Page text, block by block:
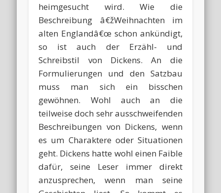
heimgesucht wird. Wie die
Beschreibung â€žWeihnachten im
alten Englandâ€œ schon ankündigt,
so ist auch der Erzähl- und
Schreibstil von Dickens. An die
Formulierungen und den Satzbau
muss man sich ein bisschen
gewöhnen. Wohl auch an die
teilweise doch sehr ausschweifenden
Beschreibungen von Dickens, wenn
es um Charaktere oder Situationen
geht. Dickens hatte wohl einen Faible
dafür, seine Leser immer direkt
anzusprechen, wenn man seine